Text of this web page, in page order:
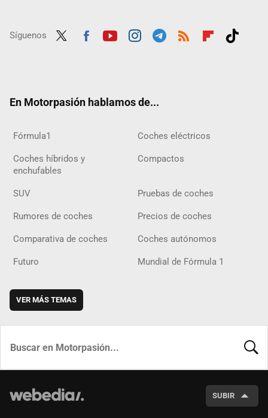
Síguenos
En Motorpasión hablamos de...
Fórmula1 Coches eléctricos
Coches híbridos y
enchufables
Compactos
SUV Pruebas de coches
Rumores de coches Precios de coches
Comparativa de coches Coches autónomos
Futuro Mundial de Fórmula 1
VER MÁS TEMAS
SUBIR